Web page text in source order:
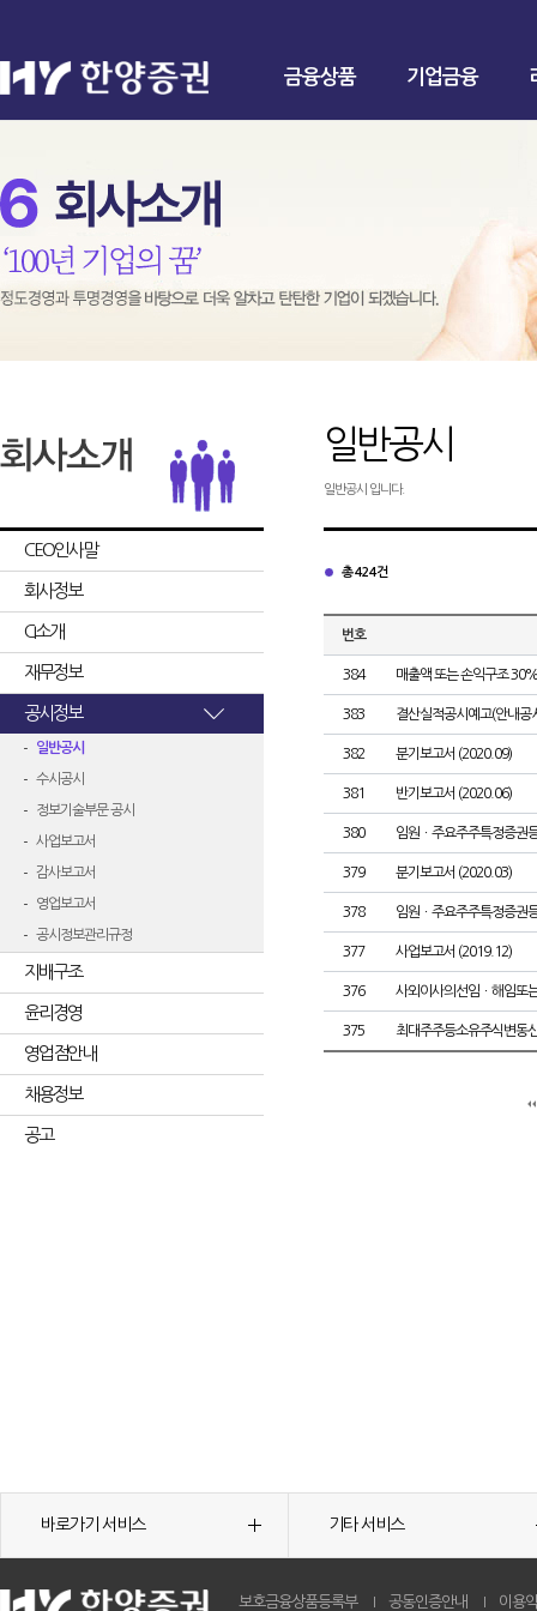
금융상품 기업금융
CEO인사말
회사정보
CI소개
재무정보
공시정보
일반공시
수시공시
정보기술부문 공시
사업보고서
감사보고서
영업보고서
공시정보관리규정
지배구조
윤리경영
영업점안내
채용정보
공고
일반공시
일반공시 입니다.
총 424건
번호
384 매출액 또는 손익구조
383 결산실적공시예고(안내공
382 분기보고서 (2020.09)
381 반기보고서 (2020.06)
380 임원ㆍ주요주주특정증권
379 분기보고서 (2020.03)
378 임원ㆍ주요주주특정증권
377 사업보고서 (2019.12)
376 사외이사의선임ㆍ해임또
375 최대주주등소유주식변동
바로가기 서비스 기타 서비스
보호금융상품등록부 공동인증안내 이용